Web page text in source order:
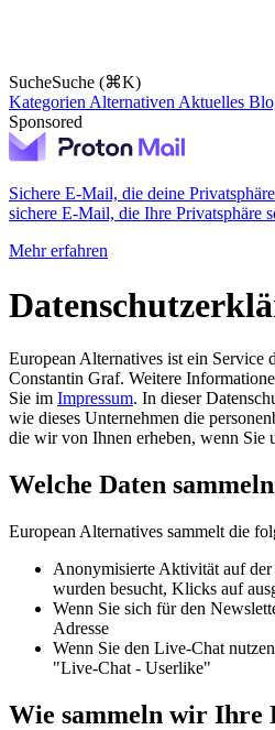
SucheSuche (⌘K)
Kategorien Alternativen Aktuelles
Sponsored
Sichere E-Mail, die deine
sichere E-Mail, die Ihre Privatsphäre
Mehr erfahren
European Alternatives ist ein Service
Constantin Graf. Weitere
Sie im Impressum. In dieser
wie dieses Unternehmen die
die wir von Ihnen erheben, wenn Sie
Welche Daten
European Alternatives sammelt die
Anonymisierte Aktivität auf der
wurden besucht, Klicks auf
Wenn Sie sich für den
Adresse
Wenn Sie den Live-Chat
"Live-Chat - Userlike"
Wie sammeln wir Ihre